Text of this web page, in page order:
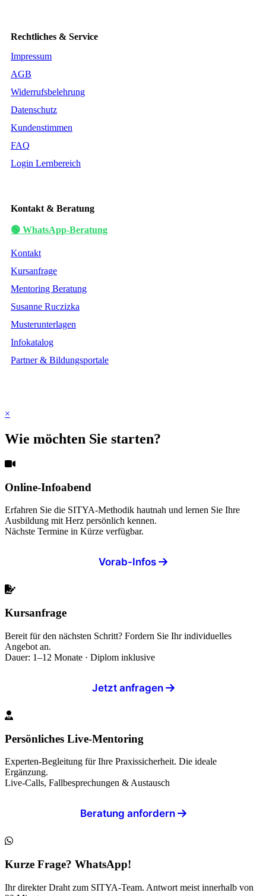
Rechtliches & Service
Impressum
AGB
Widerrufsbelehrung
Datenschutz
Kundenstimmen
FAQ
Login Lernbereich
Kontakt & Beratung
🟢 WhatsApp-Beratung
Kontakt
Kursanfrage
Mentoring Beratung
Susanne Ruczizka
Musterunterlagen
Infokatalog
Partner & Bildungsportale
×
Wie möchten Sie starten?
Online-Infoabend
Erfahren Sie die SITYA-Methodik hautnah und lernen Sie Ihre
Ausbildung mit Herz persönlich kennen.
Nächste Termine in Kürze verfügbar.
Vorab-Infos
Kursanfrage
Bereit für den nächsten Schritt? Fordern Sie Ihr individuelles
Angebot an.
Dauer: 1–12 Monate · Diplom inklusive
Jetzt anfragen
Persönliches Live-Mentoring
Experten-Begleitung für Ihre Praxissicherheit. Die ideale
Ergänzung.
Live-Calls, Fallbesprechungen & Austausch
Beratung anfordern
Kurze Frage? WhatsApp!
Ihr direkter Draht zum SITYA-Team. Antwort meist innerhalb von